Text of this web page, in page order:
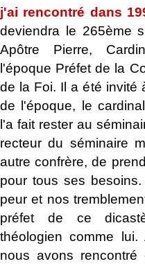
j'ai rencontré dans
deviendra le 265ème
Apôtre Pierre,
l'époque Préfet de la
de la Foi. Il a été invité
de l'époque, le cardinal
l'a fait rester au
recteur du séminaire
autre confrère, de
pour tous ses
peur et nos
préfet de ce
théologien comme
nous avons